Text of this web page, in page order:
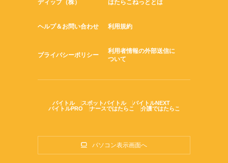
ディップ（株） はたらこねっととは
ヘルプ＆お問い合わせ 利用規約
プライバシーポリシー
利用者情報の外部送信に
ついて
バイトル スポットバイトル
バイトルNEXT
バイトルPRO
ナースではたらこ 介護ではたらこ
パソコン表示画面へ